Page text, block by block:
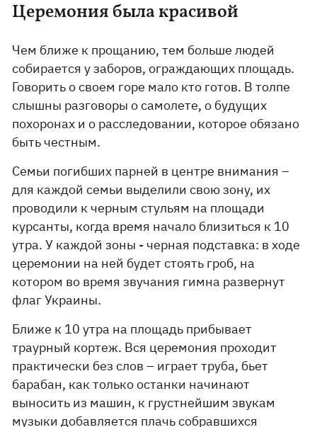
Церемония была красивой
Чем ближе к прощанию, тем больше людей
собирается у заборов, ограждающих площадь.
Говорить о своем горе мало кто готов. В толпе
слышны разговоры о самолете, о будущих
похоронах и о расследовании, которое обязано
быть честным.
Семьи погибших парней в центре внимания –
для каждой семьи выделили свою зону, их
проводили к черным стульям на площади
курсанты, когда время начало близиться к 10
утра. У каждой зоны - черная подставка: в ходе
церемонии на ней будет стоять гроб, на
котором во время звучания гимна развернут
флаг Украины.
Ближе к 10 утра на площадь прибывает
траурный кортеж. Вся церемония проходит
практически без слов – играет труба, бьет
барабан, как только останки начинают
выносить из машин, к грустнейшим звукам
музыки добавляется плачь собравшихся